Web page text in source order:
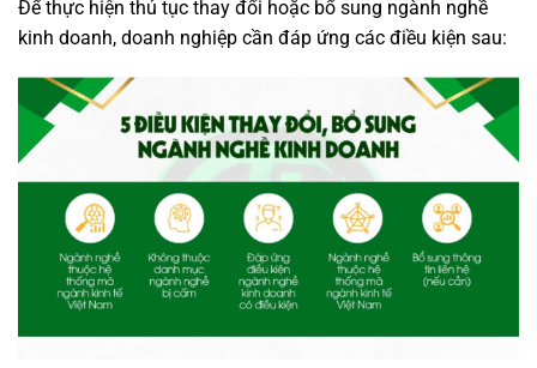
Để thực hiện thủ tục thay đổi hoặc bổ sung ngành nghề
kinh doanh, doanh nghiệp cần đáp ứng các điều kiện sau: